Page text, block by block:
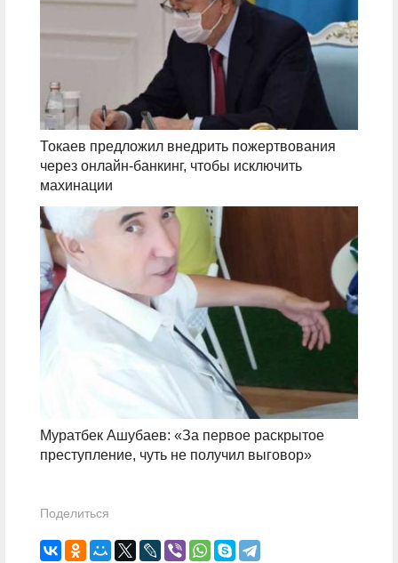
Токаев предложил внедрить пожертвования
через онлайн-банкинг, чтобы исключить
махинации
Муратбек Ашубаев: «За первое раскрытое
преступление, чуть не получил выговор»
Поделиться